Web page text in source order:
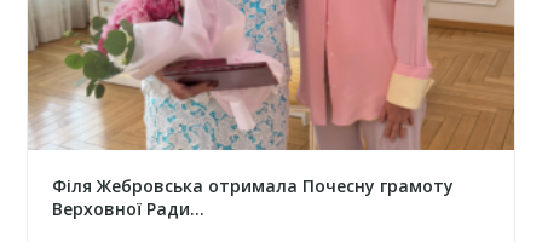
Філя Жебровська отримала Почесну грамоту
Верховної Ради...